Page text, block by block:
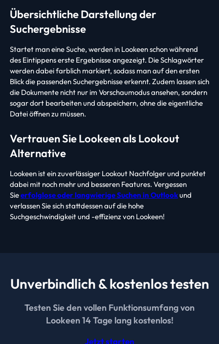
Übersichtliche Darstellung der
Suchergebnisse
Startet man eine Suche, werden in Lookeen schon während
des Eintippens erste Ergebnisse angezeigt. Die Schlagwörter
werden dabei farblich markiert, sodass man auf den ersten
Blick die passenden Suchergebnisse erkennt. Zudem lassen sich
die Dokumente nicht nur im Vorschaumodus ansehen, sondern
sogar dort bearbeiten und abspeichern, ohne die eigentliche
Datei öffnen zu müssen.
Vertrauen Sie Lookeen als Lookout
Alternative
Lookeen ist ein zuverlässiger Lookout Nachfolger und punktet
dabei mit noch mehr und besseren Features. Vergessen
Sieerfolglose oder langwierige Suchen in Outlookund
verlassen Sie sich stattdessen auf die hohe
Suchgeschwindigkeit und -effizienz von Lookeen!
Unverbindlich & kostenlos testen
Testen Sie den vollen Funktionsumfang von
Lookeen 14 Tage lang kostenlos!
Jetzt starten